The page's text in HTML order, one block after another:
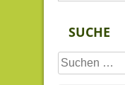
SUCHE
Suchen
nach: